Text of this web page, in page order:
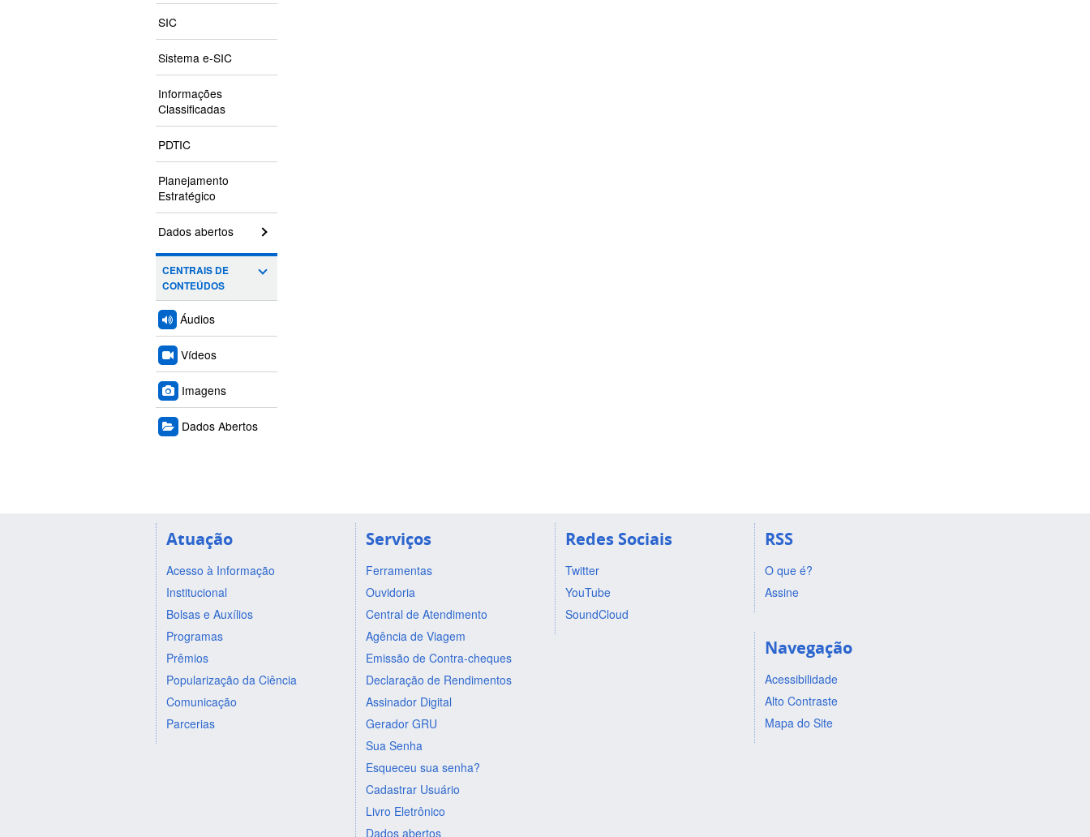
SIC
Sistema e-SIC
Informações
Classificadas
PDTIC
Planejamento
Estratégico
Dados abertos
CENTRAIS DE
CONTEÚDOS
Áudios
Vídeos
Imagens
Dados Abertos
Atuação
Acesso à Informação
Institucional
Bolsas e Auxílios
Programas
Prêmios
Popularização da Ciência
Comunicação
Parcerias
Serviços
Ferramentas
Ouvidoria
Central de Atendimento
Agência de Viagem
Emissão de Contra-cheques
Declaração de Rendimentos
Assinador Digital
Gerador GRU
Sua Senha
Esqueceu sua senha?
Cadastrar Usuário
Livro Eletrônico
Dados abertos
Redes Sociais
Twitter
YouTube
SoundCloud
RSS
O que é?
Assine
Navegação
Acessibilidade
Alto Contraste
Mapa do Site